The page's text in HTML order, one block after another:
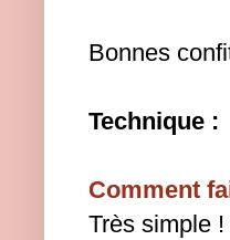
Bonnes
Technique :
Comment
Très simple